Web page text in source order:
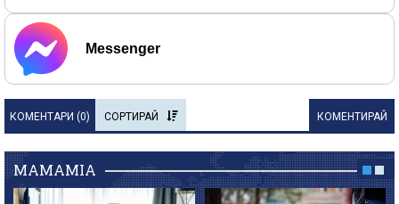
Messenger
КОМЕНТАРИ (0) СОРТИРАЙ КОМЕНТИРАЙ
MAMAMIA